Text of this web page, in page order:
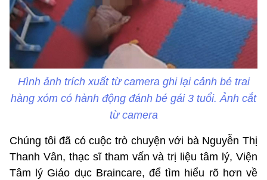
Hình ảnh trích xuất từ camera ghi lại cảnh bé trai
hàng xóm có hành động đánh bé gái 3 tuổi. Ảnh cắt
từ camera
Chúng tôi đã có cuộc trò chuyện với bà Nguyễn Thị
Thanh Vân, thạc sĩ tham vấn và trị liệu tâm lý, Viện
Tâm lý Giáo dục Braincare, để tìm hiểu rõ hơn về